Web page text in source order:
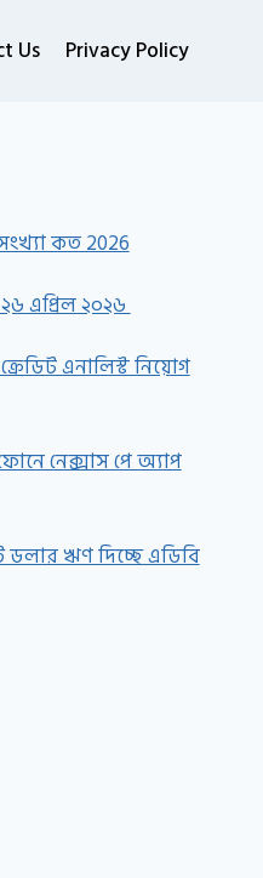
Us Privacy Policy
কত 2026
এপ্রিল ২০২৬
এনালিস্ট নিয়োগ
নেক্সাস পে অ্যাপ
ডলার ঋণ দিচ্ছে এডিবি